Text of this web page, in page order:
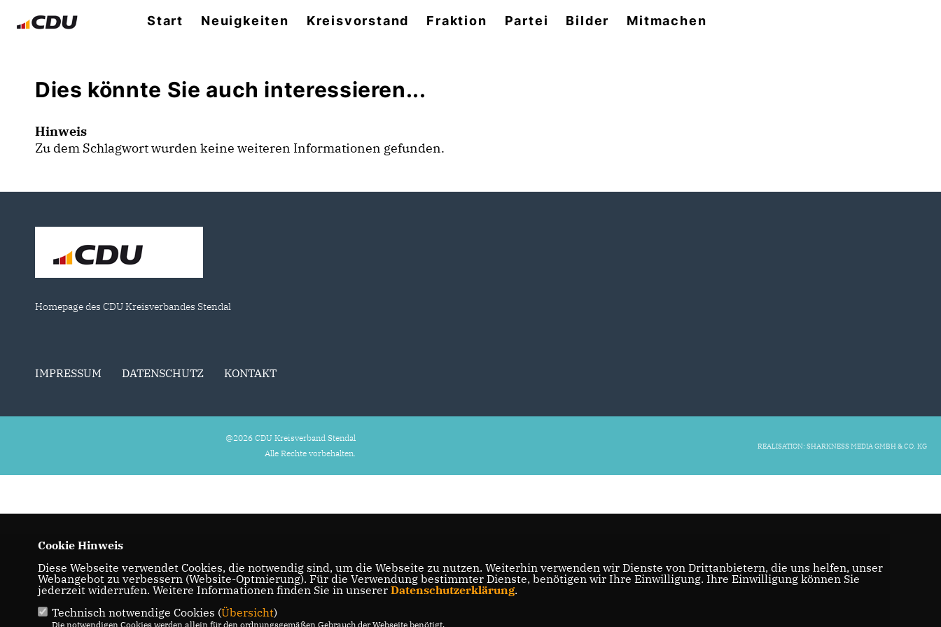
Start Neuigkeiten Kreisvorstand Fraktion Partei Bilder Mitmachen
Dies könnte Sie auch interessieren...
Hinweis
Zu dem Schlagwort wurden keine weiteren Informationen gefunden.
Homepage des CDU Kreisverbandes Stendal
IMPRESSUM DATENSCHUTZ KONTAKT
@2026 CDU Kreisverband Stendal
Alle Rechte vorbehalten.
REALISATION: SHARKNESS MEDIA GMBH & CO. KG
Cookie Hinweis
Diese Webseite verwendet Cookies, die notwendig sind, um die Webseite zu nutzen. Weiterhin verwenden wir Dienste von Drittanbietern, die uns helfen, unser
Webangebot zu verbessern (Website-Optmierung). Für die Verwendung bestimmter Dienste, benötigen wir Ihre Einwilligung. Ihre Einwilligung können Sie
jederzeit widerrufen. Weitere Informationen finden Sie in unserer Datenschutzerklärung.
Technisch notwendige Cookies (Übersicht)
Die notwendigen Cookies werden allein für den ordnungsgemäßen Gebrauch der Webseite benötigt.